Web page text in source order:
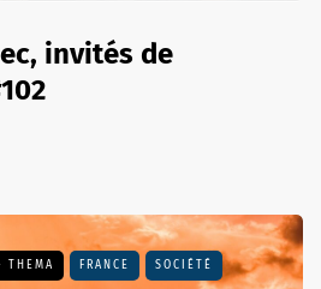
invités de
THEMA FRANCE SOCIÉTÉ